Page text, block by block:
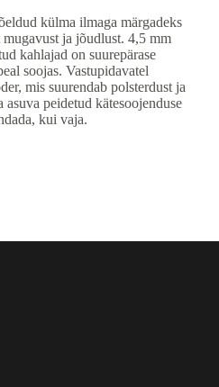
külma ilmaga märgadeks
ja jõudlust. 4,5 mm
kahlajad on suurepärase
soojas. Vastupidavatel
mis suurendab polsterdust ja
peidetud kätesoojenduse
kui vaja.